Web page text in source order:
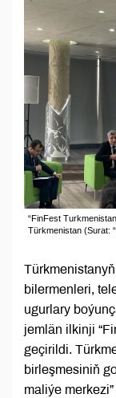
“FinFest
Türkmenistan (Surat:
bilermenleri,
ugurlary
jemlän ilkinji
geçirildi.
birleşmesiniň
maliýe